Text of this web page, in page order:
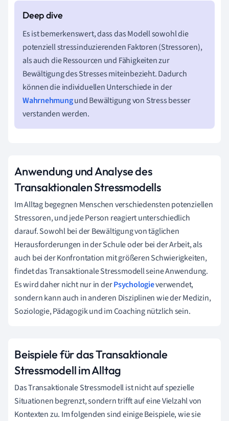
Es ist bemerkenswert, dass das Modell sowohl die
potenziell stressinduzierenden Faktoren (Stressoren),
als auch die Ressourcen und Fähigkeiten zur
Bewältigung des Stresses miteinbezieht. Dadurch
können die individuellen Unterschiede in der
Wahrnehmungund Bewältigung von Stress besser
verstanden werden.
Anwendung und Analyse des
Transaktionalen Stressmodells
Im Alltag begegnen Menschen verschiedensten potenziellen
Stressoren, und jede Person reagiert unterschiedlich
darauf. Sowohl bei der Bewältigung von täglichen
Herausforderungen in der Schule oder bei der Arbeit, als
auch bei der Konfrontation mit größeren Schwierigkeiten,
findet das Transaktionale Stressmodell seine Anwendung.
Es wird daher nicht nur in derPsychologieverwendet,
sondern kann auch in anderen Disziplinen wie der Medizin,
Soziologie, Pädagogik und im Coaching nützlich sein.
Beispiele für das Transaktionale
Stressmodell im Alltag
Das Transaktionale Stressmodell ist nicht auf spezielle
Situationen begrenzt, sondern trifft auf eine Vielzahl von
Kontexten zu. Im folgenden sind einige Beispiele, wie sie